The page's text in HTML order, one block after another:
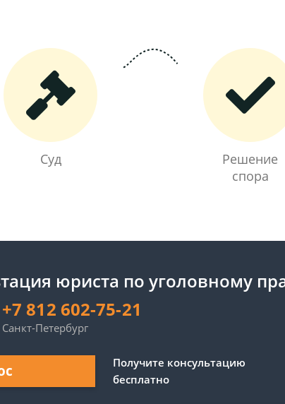
Суд
Решение
спора
юриста по уголовному
+7 812 602-75-21
Санкт-Петербург
Получите консультацию
бесплатно
Здравствуйте! Я
юрист-консультант